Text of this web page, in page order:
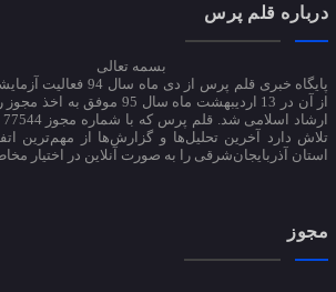
درباره قلم پرس
بسمه تعالی
پایگاه خبری قلم پرس از دی
از آن در 13 اردیبهشت ماه سال
تلاش دارد آخرین تحلیل‌ها و گزارش‌ها از مهم‌ترین
استان آذربایجان‌شرقی را به صورت آنلاین در اختیار
مجوز